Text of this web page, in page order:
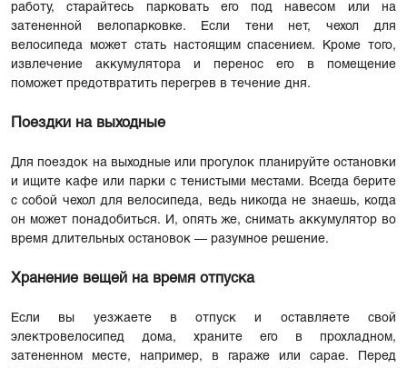
работу, старайтесь парковать его под навесом или на
затененной велопарковке. Если тени нет, чехол для
велосипеда может стать настоящим спасением. Кроме того,
извлечение аккумулятора и перенос его в помещение
поможет предотвратить перегрев в течение дня.
Поездки на выходные
Для поездок на выходные или прогулок планируйте остановки
и ищите кафе или парки с тенистыми местами. Всегда берите
с собой чехол для велосипеда, ведь никогда не знаешь, когда
он может понадобиться. И, опять же, снимать аккумулятор во
время длительных остановок — разумное решение.
Хранение вещей на время отпуска
Если вы уезжаете в отпуск и оставляете свой
электровелосипед дома, храните его в прохладном,
затененном месте, например, в гараже или сарае. Перед